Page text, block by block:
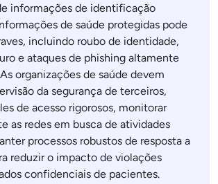
informações de identificação
de saúde protegidas pode
incluindo roubo de identidade,
e ataques de phishing altamente
organizações de saúde devem
da segurança de terceiros,
de acesso rigorosos, monitorar
as redes em busca de atividades
processos robustos de resposta a
reduzir o impacto de violações
confidenciais de pacientes.